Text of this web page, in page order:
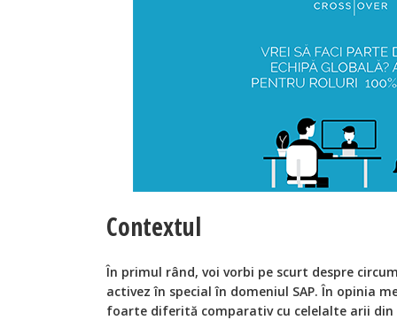
Contextul
În primul rând, voi vorbi pe scurt despre
activez în special în domeniul SAP. În opinia
foarte diferită comparativ cu celelalte arii din